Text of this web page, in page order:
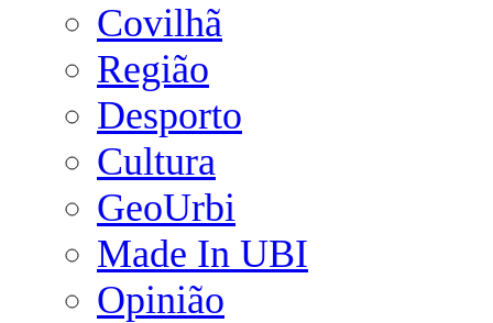
Covilhã
Região
Desporto
Cultura
GeoUrbi
Made In UBI
Opinião